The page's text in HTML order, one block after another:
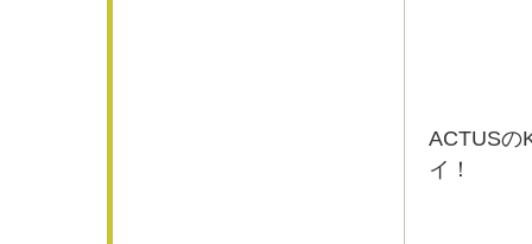
ACTUSの
イ！